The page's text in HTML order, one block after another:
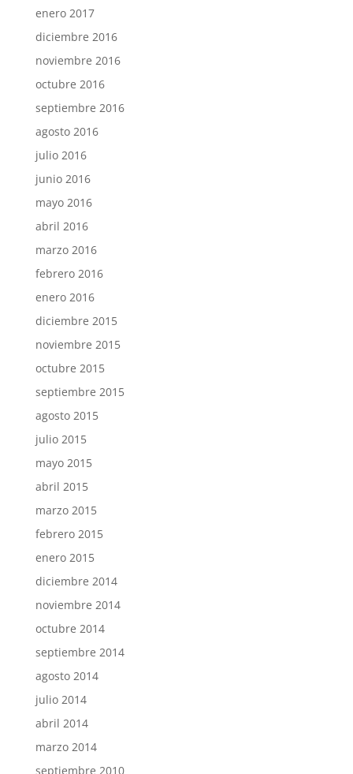
enero 2017
diciembre 2016
noviembre 2016
octubre 2016
septiembre 2016
agosto 2016
julio 2016
junio 2016
mayo 2016
abril 2016
marzo 2016
febrero 2016
enero 2016
diciembre 2015
noviembre 2015
octubre 2015
septiembre 2015
agosto 2015
julio 2015
mayo 2015
abril 2015
marzo 2015
febrero 2015
enero 2015
diciembre 2014
noviembre 2014
octubre 2014
septiembre 2014
agosto 2014
julio 2014
abril 2014
marzo 2014
septiembre 2010